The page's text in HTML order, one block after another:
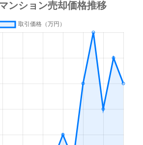
万円 岡崎
徒歩20分
徒歩11分
徒歩6分
徒歩23分
岡崎